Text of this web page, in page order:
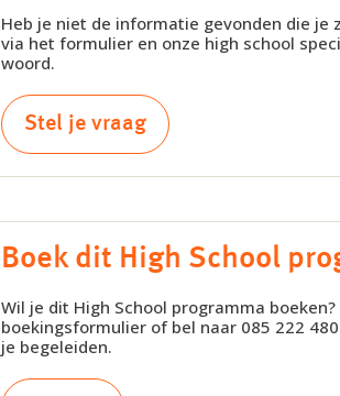
Heb je niet de informatie gevonden die je
via het formulier en onze high school
woord.
Stel je vraag
Boek dit High School
Wil je dit High School programma
boekingsformulier of bel naar 085 222
je begeleiden.